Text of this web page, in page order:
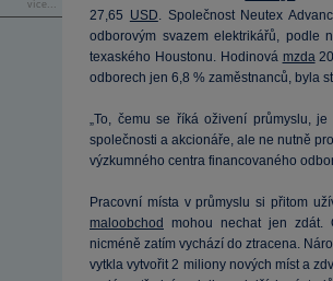
více...
27,65 USD. Společnost Neutex
odborovým svazem elektrikářů, podle
texaského Houstonu. Hodinová mzda
odborech jen 6,8 % zaměstnanců, byla
„To, čemu se říká oživení průmyslu,
společnosti a akcionáře, ale ne nutně
výzkumného centra financovaného
Pracovní místa v průmyslu si přitom
maloobchod
mohou nechat jen zdát.
nicméně zatím vychází do ztracena.
vytkla vytvořit 2 miliony nových míst a